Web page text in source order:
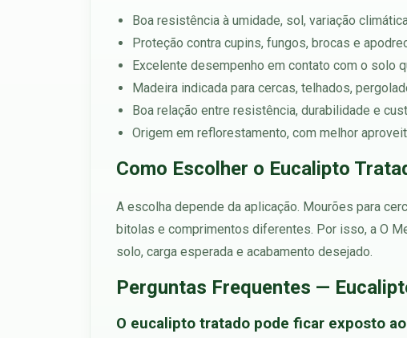
Boa resistência à umidade, sol, variação
Proteção contra cupins, fungos, brocas e
Excelente desempenho em contato com o solo
Madeira indicada para cercas, telhados,
Boa relação entre resistência, durabilidade e
Origem em reflorestamento, com melhor
Como Escolher o Eucalipto
A escolha depende da aplicação. Mourões para
bitolas e comprimentos diferentes. Por isso, a O
solo, carga esperada e acabamento desejado.
Perguntas Frequentes —
O eucalipto tratado pode ficar exposto